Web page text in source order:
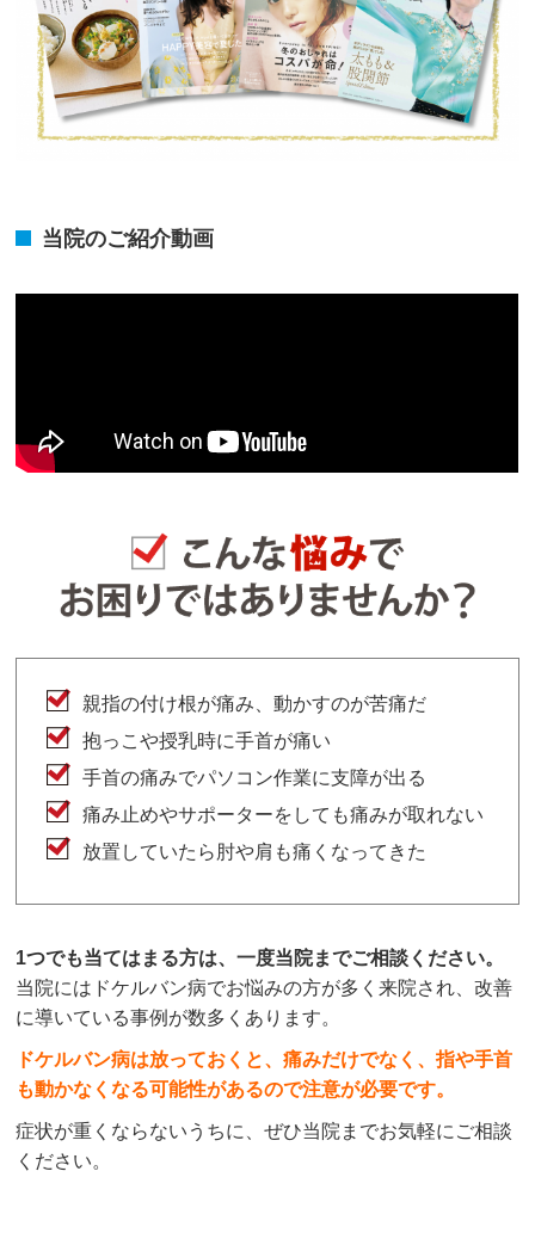
当院のご紹介動画
親指の付け根が痛み、動かすのが苦痛だ
抱っこや授乳時に手首が痛い
手首の痛みでパソコン作業に支障が出る
痛み止めやサポーターをしても痛みが取れない
放置していたら肘や肩も痛くなってきた
1つでも当てはまる方は、一度当院までご相談ください。
当院にはドケルバン病でお悩みの方が多く来院され、改善
に導いている事例が数多くあります。
ドケルバン病は放っておくと、痛みだけでなく、指や手首
も動かなくなる可能性があるので注意が必要です。
症状が重くならないうちに、ぜひ当院までお気軽にご相談
ください。